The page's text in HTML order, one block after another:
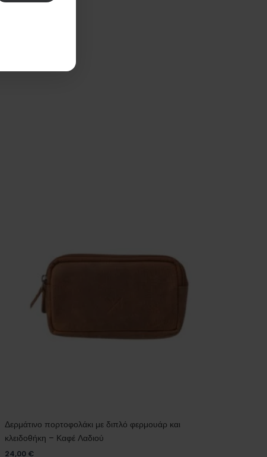
Δερμάτινο πορτοφολάκι με διπλό φερμουάρ και
κλειδοθήκη – Καφέ Λαδιού
24,00 €